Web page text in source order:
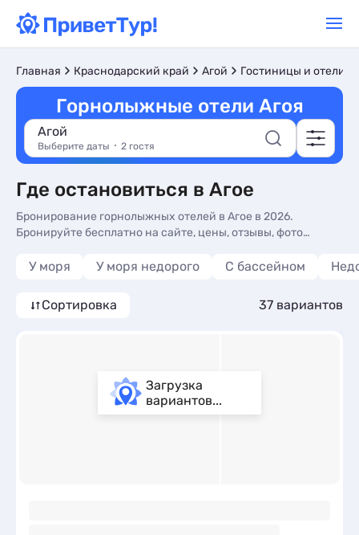
Главная Краснодарский край Агой Гостиницы и отели
Горнолыжные отели Агоя
Агой
Выберите даты 2 гостя
Где остановиться в Агое
Бронирование горнолыжных отелей в Агое в 2026.
Бронируйте бесплатно на сайте, цены, отзывы, фото
У моря У моря недорого С бассейном
Сортировка 37 вариантов
Загрузка
вариантов...